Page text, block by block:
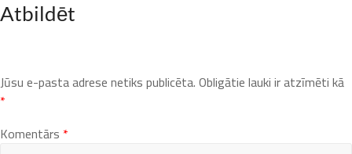
Atbildēt
Jūsu e-pasta adrese netiks publicēta.Obligātie lauki ir atzīmēti kā
*
Komentārs *